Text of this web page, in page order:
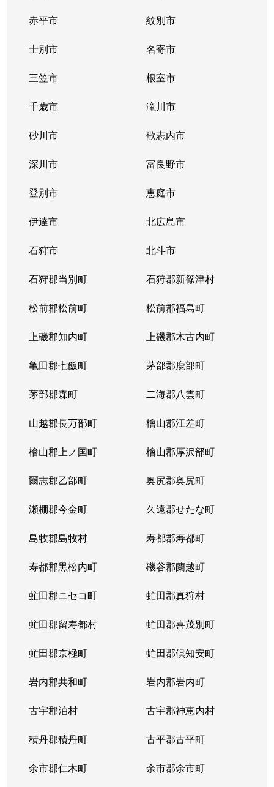
赤平市 紋別市
士別市 名寄市
三笠市 根室市
千歳市 滝川市
砂川市 歌志内市
深川市 富良野市
登別市 恵庭市
伊達市 北広島市
石狩市 北斗市
石狩郡当別町 石狩郡新篠津村
松前郡松前町 松前郡福島町
上磯郡知内町 上磯郡木古内町
亀田郡七飯町 茅部郡鹿部町
茅部郡森町 二海郡八雲町
山越郡長万部町 檜山郡江差町
檜山郡上ノ国町 檜山郡厚沢部町
爾志郡乙部町 奥尻郡奥尻町
瀬棚郡今金町 久遠郡せたな町
島牧郡島牧村 寿都郡寿都町
寿都郡黒松内町 磯谷郡蘭越町
虻田郡ニセコ町 虻田郡真狩村
虻田郡留寿都村 虻田郡喜茂別町
虻田郡京極町 虻田郡倶知安町
岩内郡共和町 岩内郡岩内町
古宇郡泊村 古宇郡神恵内村
積丹郡積丹町 古平郡古平町
余市郡仁木町 余市郡余市町